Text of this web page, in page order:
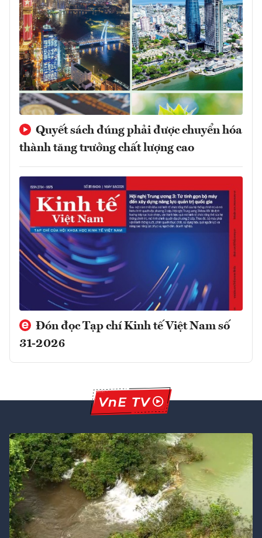
Quyết sách đúng phải được chuyển hóa
thành tăng trưởng chất lượng cao
Đón đọc Tạp chí Kinh tế Việt Nam số
31-2026